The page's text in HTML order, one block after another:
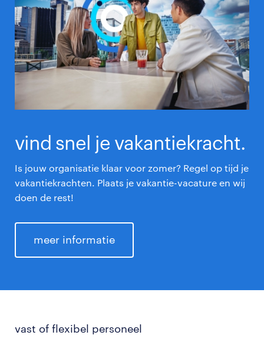
vind snel je vakantiekracht.
Is jouw organisatie klaar voor zomer? Regel op tijd je
vakantiekrachten. Plaats je vakantie-vacature en wij
doen de rest!
meer informatie
vast of flexibel personeel